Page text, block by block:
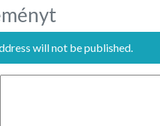
will not be published.